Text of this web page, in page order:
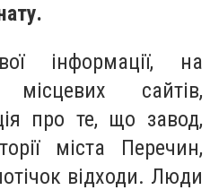
інформації, на
місцевих сайтів,
про те, що завод,
міста Перечин,
відходи. Люди